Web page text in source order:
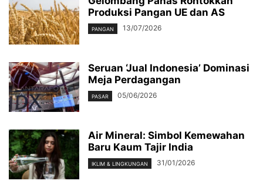
Produksi Pangan UE dan AS
PANGAN 13/07/2026
Seruan ‘Jual Indonesia’ Dominasi
Meja Perdagangan
PASAR 05/06/2026
Air Mineral: Simbol Kemewahan
Baru Kaum Tajir India
IKLIM & LINGKUNGAN 31/01/2026